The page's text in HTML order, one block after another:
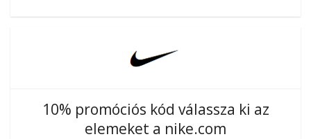
10% promóciós kód válassza ki az
elemeket a nike.com